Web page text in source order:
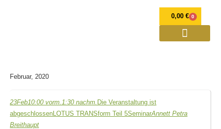
0,00 € 0
Februar, 2020
23Feb10:00 vorm. 1:30 nachm. Die Veranstaltung ist
abgeschlossen LOTUS TRANSform Teil 5SeminarAnnett Petra
Breithaupt